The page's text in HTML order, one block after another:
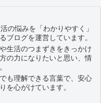
の悩みを「わかりやすく」
ブログを運営しています。
生活のつまずきをきっかけ
の力になりたいと思い、情
も理解できる言葉で、安心
を心がけています。